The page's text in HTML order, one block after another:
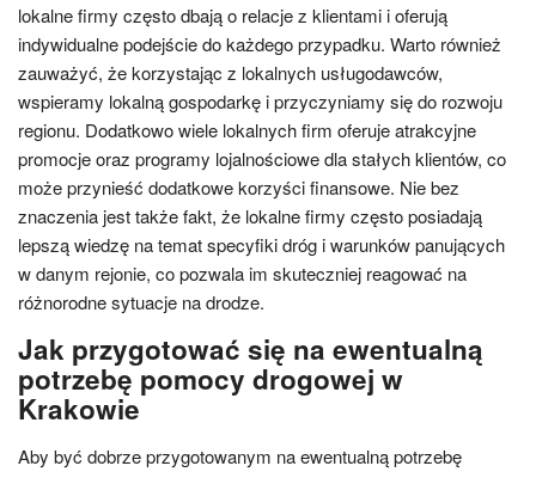
lokalne firmy często dbają o relacje z klientami i oferują
indywidualne podejście do każdego przypadku. Warto również
zauważyć, że korzystając z lokalnych usługodawców,
wspieramy lokalną gospodarkę i przyczyniamy się do rozwoju
regionu. Dodatkowo wiele lokalnych firm oferuje atrakcyjne
promocje oraz programy lojalnościowe dla stałych klientów, co
może przynieść dodatkowe korzyści finansowe. Nie bez
znaczenia jest także fakt, że lokalne firmy często posiadają
lepszą wiedzę na temat specyfiki dróg i warunków panujących
w danym rejonie, co pozwala im skuteczniej reagować na
różnorodne sytuacje na drodze.
Jak przygotować się na ewentualną
potrzebę pomocy drogowej w
Krakowie
Aby być dobrze przygotowanym na ewentualną potrzebę